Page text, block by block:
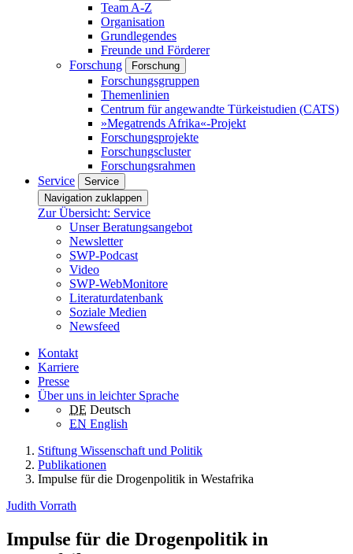
Team A-Z
Organisation
Grundlegendes
Freunde und Förderer
Forschung
Forschung
Forschungsgruppen
Themenlinien
Centrum für angewandte Türkeistudien (CATS)
»Megatrends Afrika«-Projekt
Forschungsprojekte
Forschungscluster
Forschungsrahmen
Service
Service
Navigation zuklappen
Zur Übersicht: Service
Unser Beratungsangebot
Newsletter
SWP-Podcast
Video
SWP-WebMonitore
Literaturdatenbank
Soziale Medien
Newsfeed
Kontakt
Karriere
Presse
Über uns in leichter Sprache
DE Deutsch
EN English
Stiftung Wissenschaft und Politik
Publikationen
Impulse für die Drogenpolitik in Westafrika
Judith Vorrath
Impulse für die Drogenpolitik in